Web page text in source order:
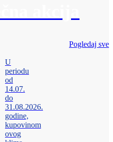
Pogledaj sve
U
periodu
od
14.07.
do
31.08.2026.
godine,
kupovinom
ovog